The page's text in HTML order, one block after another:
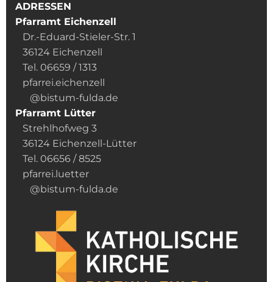
ADRESSEN
Pfarramt Eichenzell
Dr.-Eduard-Stieler-Str. 1
36124 Eichenzell
Tel. 06659 / 1313
pfarrei.eichenzell
@bistum-fulda.de
Pfarramt Lütter
Strehlhofweg 3
36124 Eichenzell-Lütter
Tel. 06656 / 8525
pfarrei.luetter
@bistum-fulda.de